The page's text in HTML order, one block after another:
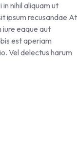
nihil aliquam ut
ipsum recusandae At
iure eaque aut
est aperiam
Vel delectus harum